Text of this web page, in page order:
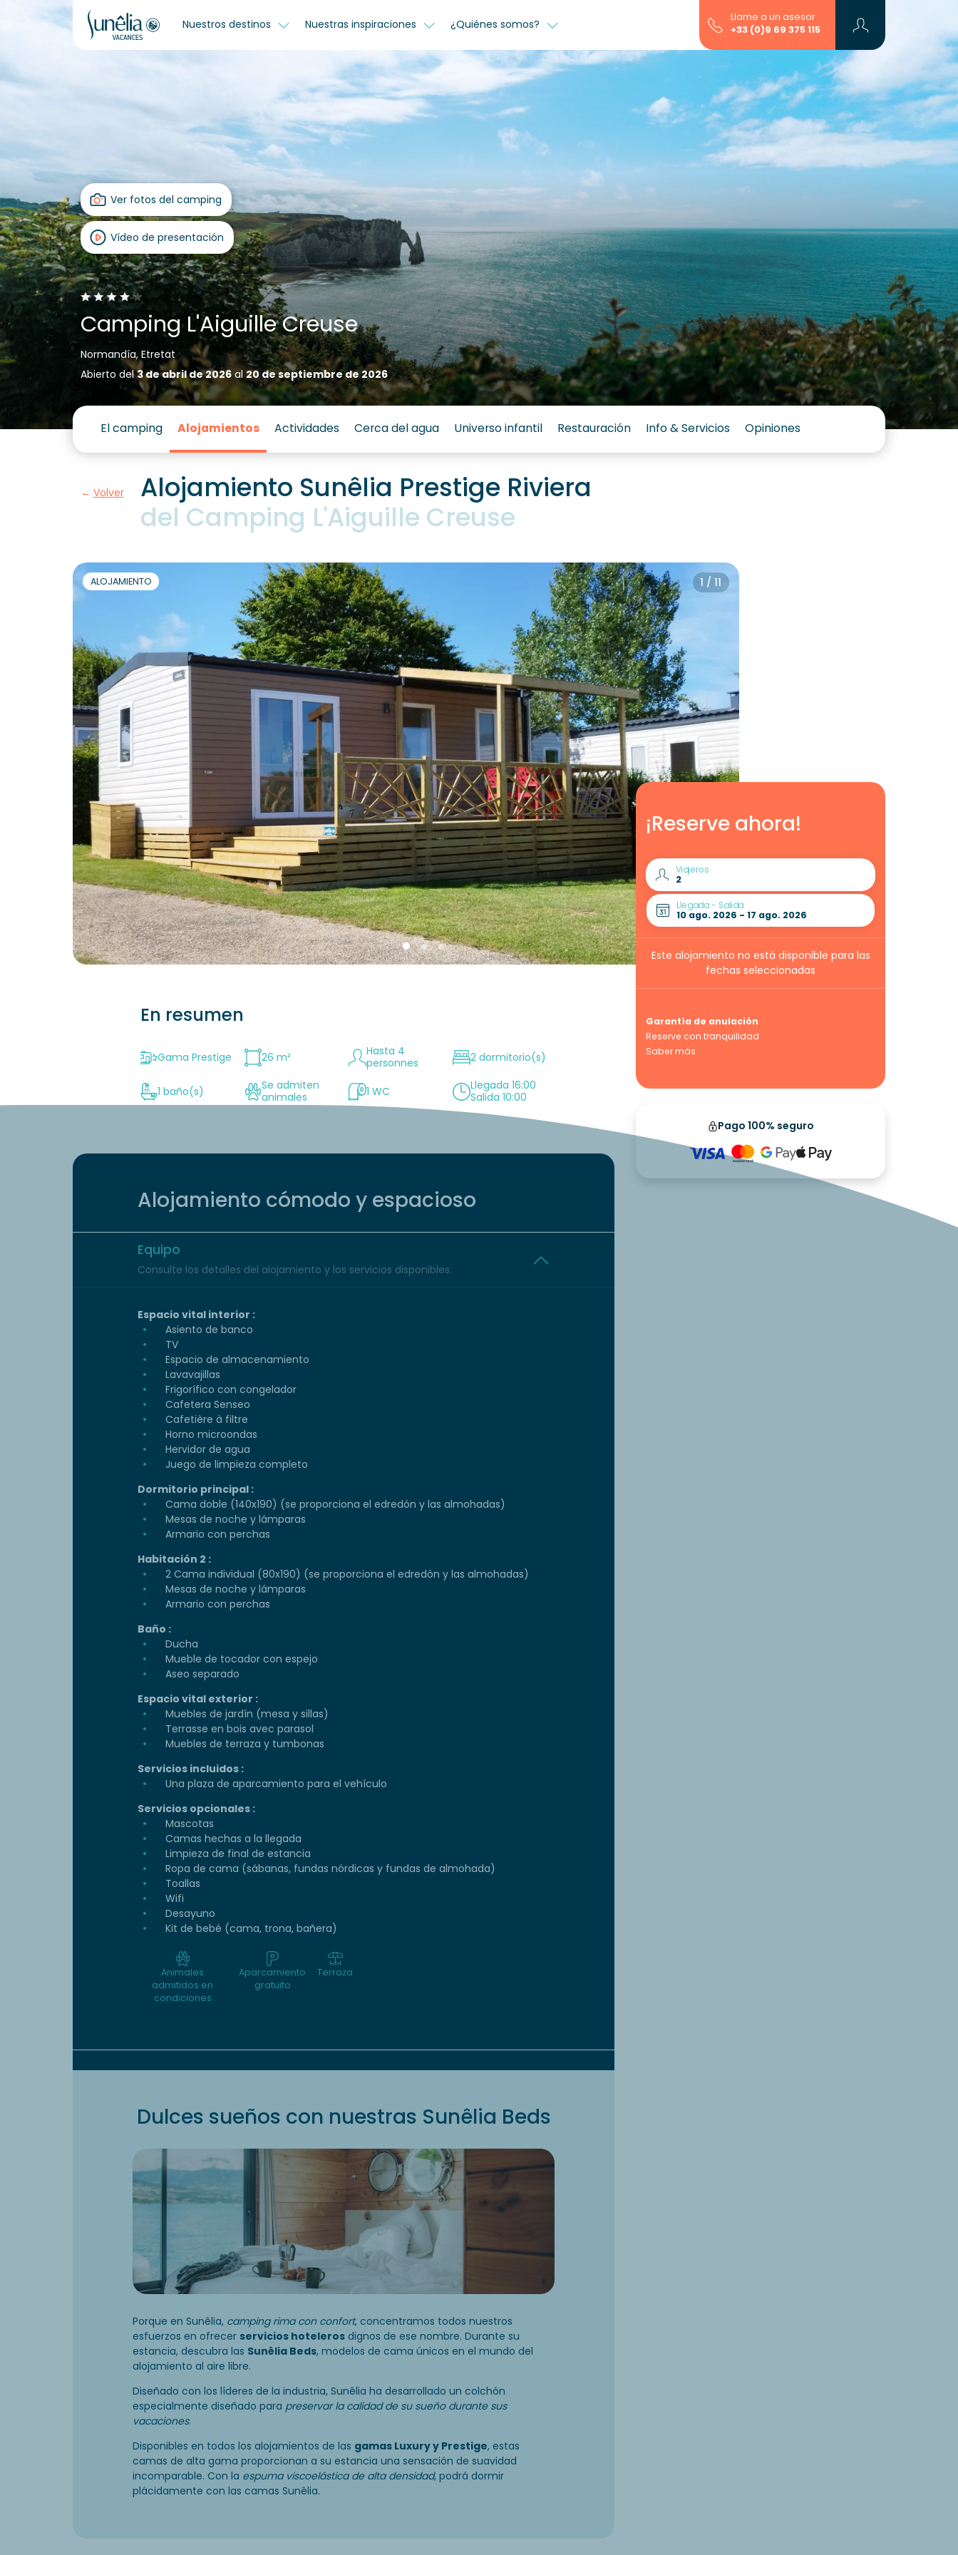
Nuestros destinos Nuestras inspiraciones ¿Quiénes somos?
Llame a un asesor
+33 (0)9 69 375 115
Ver fotos del camping
Vídeo de presentación
Camping L'Aiguille Creuse
Normandía, Etretat
Abierto del3 de abril de 2026al 20 de septiembre de 2026
El camping Alojamientos Actividades Cerca del agua Universo infantil Restauración Info & Servicios Opiniones
Volver
Alojamiento Sunêlia Prestige Riviera
del Camping L'Aiguille Creuse
¡Reserve ahora!
Viajeros
Llegada - Salida
Este alojamiento no está disponible para las
fechas seleccionadas
Garantía de anulación
Reserve con tranquilidad
Saber más
Pago 100% seguro
1 / 11
ALOJAMIENTO
En resumen
Gama Prestige 26 m²
Hasta 4
personnes
2 dormitorio(s)
1 baño(s)
Se admiten
animales
1 WC
Llegada 16:00
Salida 10:00
Alojamiento cómodo y espacioso
Equipo
Consulte los detalles del alojamiento y los servicios disponibles.
Espacio vital interior :
Asiento de banco
TV
Espacio de almacenamiento
Lavavajillas
Frigorífico con congelador
Cafetera Senseo
Cafetière à filtre
Horno microondas
Hervidor de agua
Juego de limpieza completo
Dormitorio principal :
Cama doble (140x190) (se proporciona el edredón y las almohadas)
Mesas de noche y lámparas
Armario con perchas
Habitación 2 :
2 Cama individual (80x190) (se proporciona el edredón y las almohadas)
Mesas de noche y lámparas
Armario con perchas
Baño :
Ducha
Mueble de tocador con espejo
Aseo separado
Espacio vital exterior :
Muebles de jardín (mesa y sillas)
Terrasse en bois avec parasol
Muebles de terraza y tumbonas
Servicios incluidos :
Una plaza de aparcamiento para el vehículo
Servicios opcionales :
Mascotas
Camas hechas a la llegada
Limpieza de final de estancia
Ropa de cama (sábanas, fundas nórdicas y fundas de almohada)
Toallas
Wifi
Desayuno
Kit de bebé (cama, trona, bañera)
Animales
admitidos en
condiciones
Aparcamiento
gratuito
Terraza
Dulces sueños con nuestras Sunêlia Beds
Porque en Sunêlia, camping rima con confort, concentramos todos nuestros
esfuerzos en ofrecer servicios hoteleros dignos de ese nombre. Durante su
estancia, descubra las Sunêlia Beds, modelos de cama únicos en el mundo del
alojamiento al aire libre.
Diseñado con los líderes de la industria, Sunêlia ha desarrollado un colchón
especialmente diseñado para preservar la calidad de su sueño durante sus
vacaciones.
Disponibles en todos los alojamientos de las gamas Luxury y Prestige, estas
camas de alta gama proporcionan a su estancia una sensación de suavidad
incomparable. Con la espuma viscoelástica de alta densidad, podrá dormir
plácidamente con las camas Sunêlia.